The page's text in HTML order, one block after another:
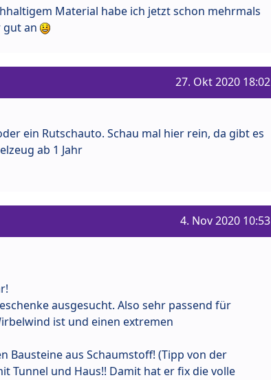
Material habe ich jetzt schon mehrmals
gut an
27. Okt 2020 18:02
ein Rutschauto. Schau mal hier rein, da gibt es
ab 1 Jahr
4. Nov 2020 10:53
ausgesucht. Also sehr passend für
ist und einen extremen
Bausteine aus Schaumstoff! (Tipp von der
Tunnel und Haus!! Damit hat er fix die volle